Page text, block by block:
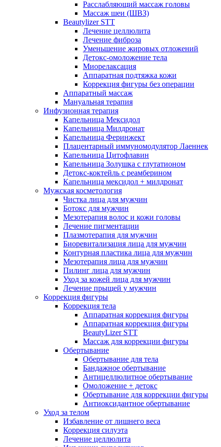
Расслабляющий массаж головы
Массаж шеи (ШВЗ)
Beautylizer STT
Лечение целлюлита
Лечение фиброза
Уменьшение жировых отложений
Детокс-омоложение тела
Миорелаксация
Аппаратная подтяжка кожи
Коррекция фигуры без операции
Аппаратный массаж
Мануальная терапия
Инфузионная терапия
Капельница Мексидол
Капельница Милдронат
Капельница Феринжект
Плацентарный иммуномодулятор Лаеннек
Капельница Цитофлавин
Капельница Золушка с глутатионом
Детокс-коктейль с реамберином
Капельница мексидол + милдронат
Мужская косметология
Чистка лица для мужчин
Ботокс для мужчин
Мезотерапия волос и кожи головы
Лечение пигментации
Плазмотерапия для мужчин
Биоревитализация лица для мужчин
Контурная пластика лица для мужчин
Мезотерапия лица для мужчин
Пилинг лица для мужчин
Уход за кожей лица для мужчин
Лечение прыщей у мужчин
Коррекция фигуры
Коррекция тела
Аппаратная коррекция фигуры
Аппаратная коррекция фигуры
BeautyLizer STT
Массаж для коррекции фигуры
Обертывание
Обертывание для тела
Бандажное обертывание
Антицеллюлитное обертывание
Омоложение + детокс
Обертывание для коррекции фигуры
Антиоксидантное обертывание
Уход за телом
Избавление от лишнего веса
Коррекция силуэта
Лечение целлюлита